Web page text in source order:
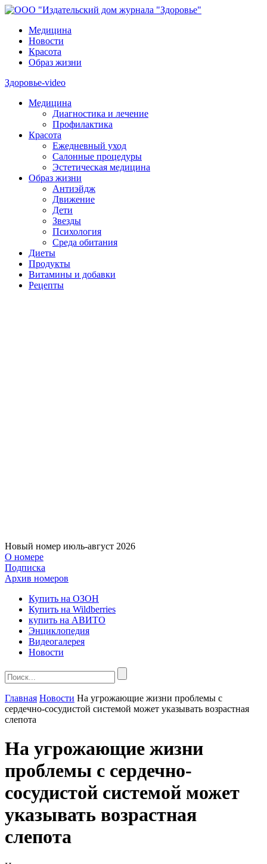
Медицина
Новости
Красота
Образ жизни
Здоровье-video
Медицина
Диагностика и лечение
Профилактика
Красота
Ежедневный уход
Салонные процедуры
Эстетическая медицина
Образ жизни
Антиэйдж
Движение
Дети
Звезды
Психология
Среда обитания
Диеты
Продукты
Витамины и добавки
Рецепты
Новый номер июль-август 2026
О номере
Подписка
Архив номеров
Купить на ОЗОН
Купить на Wildberries
купить на АВИТО
Энциклопедия
Видеогалерея
Новости
Главная Новости На угрожающие жизни проблемы с
сердечно-сосудистой системой может указывать возрастная
слепота
На угрожающие жизни
проблемы с сердечно-
сосудистой системой может
указывать возрастная
слепота